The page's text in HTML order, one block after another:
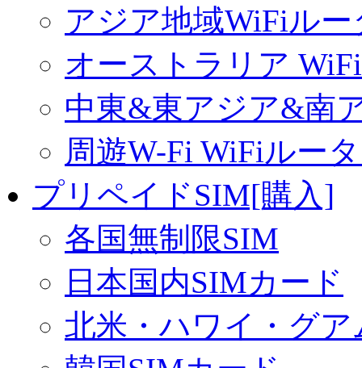
アジア地域WiFiルー
オーストラリア
中東&東アジア&南
周遊W-Fi WiFiルー
プリペイドSIM[購入]
各国無制限SIM
日本国内SIMカード
北米・ハワイ・グ